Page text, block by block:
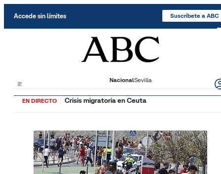
Accede sin límites Suscríbete a ABC
NacionalSevilla
EN DIRECTO Crisis migratoria en Ceuta